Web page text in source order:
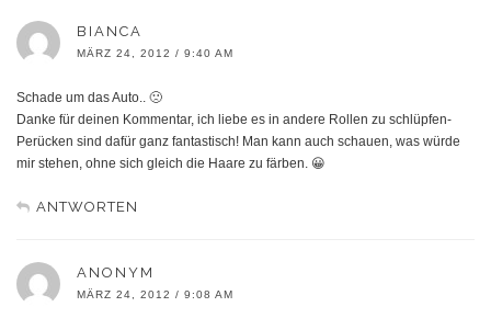
BIANCA
MÄRZ 24, 2012 / 9:40 AM
Schade um das Auto.. 🙁
Danke für deinen Kommentar, ich liebe es in andere Rollen zu schlüpfen-
Perücken sind dafür ganz fantastisch! Man kann auch schauen, was würde
mir stehen, ohne sich gleich die Haare zu färben. 😀
ANTWORTEN
ANONYM
MÄRZ 24, 2012 / 9:08 AM